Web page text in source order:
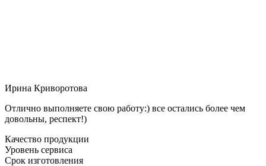
Ирина Криворотова
Отлично выполняете свою работу:) все остались более чем
довольны, респект!)
Качество продукции
Уровень сервиса
Срок изготовления